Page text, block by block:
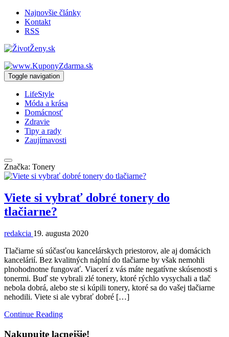
Najnovšie články
Kontakt
RSS
Toggle navigation
LifeStyle
Móda a krása
Domácnosť
Zdravie
Tipy a rady
Zaujímavosti
Značka: Tonery
Viete si vybrať dobré tonery do
tlačiarne?
redakcia 19. augusta 2020
Tlačiarne sú súčasťou kancelárskych priestorov, ale aj domácich
kancelárií. Bez kvalitných náplní do tlačiarne by však nemohli
plnohodnotne fungovať. Viacerí z vás máte negatívne skúsenosti s
tonermi. Buď ste vybrali zlé tonery, ktoré rýchlo vysychali a tlač
nebola dobrá, alebo ste si kúpili tonery, ktoré sa do vašej tlačiarne
nehodili. Viete si ale vybrať dobré […]
Continue Reading
Nakupujte lacnejšie!